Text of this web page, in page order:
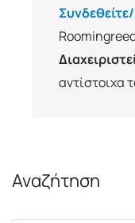
αντίστοιχα
Αναζήτηση